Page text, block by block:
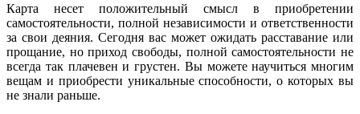
Карта несет положительный смысл в приобретении
самостоятельности, полной независимости и ответственности
за свои деяния. Сегодня вас может ожидать расставание или
прощание, но приход свободы, полной самостоятельности не
всегда так плачевен и грустен. Вы можете научиться многим
вещам и приобрести уникальные способности, о которых вы
не знали раньше.